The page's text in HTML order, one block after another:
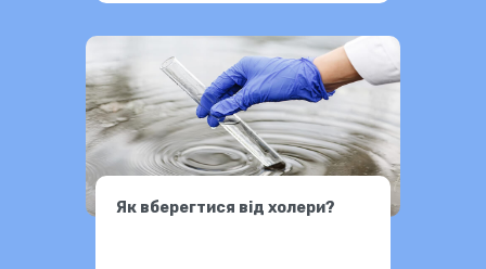
Як вберегтися від холери?